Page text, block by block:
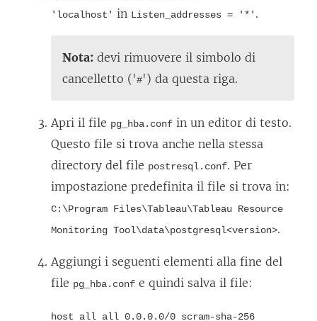
'localhost' in Listen_addresses = '*' .
Nota: devi rimuovere il simbolo di
cancelletto ('#') da questa riga.
Apri il file pg_hba.conf in un editor di testo.
Questo file si trova anche nella stessa
directory del file postresql.conf. Per
impostazione predefinita il file si trova in:
C:\Program Files\Tableau\Tableau Resource
Monitoring Tool\data\postgresql<version>.
Aggiungi i seguenti elementi alla fine del
file pg_hba.conf e quindi salva il file:
host all all 0.0.0.0/0 scram-sha-256